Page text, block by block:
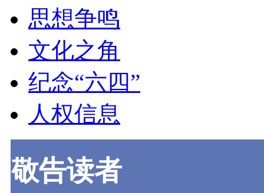
思想争鸣
文化之角
纪念“六四”
人权信息
敬告读者